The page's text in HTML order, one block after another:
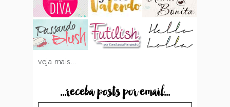
veja mais...
...receba posts por email...